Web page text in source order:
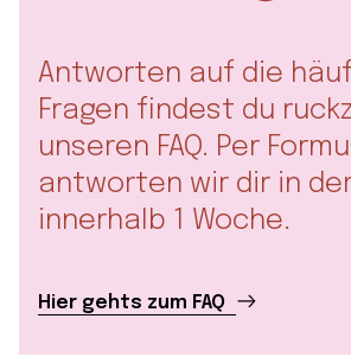
Antworten auf die
Fragen findest du
unseren FAQ. Per
antworten wir dir in
innerhalb 1 Woche.
Hier gehts zum FAQ